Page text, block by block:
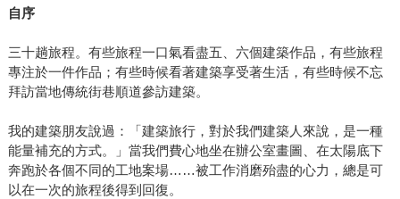
自序
三十趟旅程。有些旅程一口氣看盡五、六個建築作品，有些旅程
專注於一件作品；有些時候看著建築享受著生活，有些時候不忘
拜訪當地傳統街巷順道參訪建築。
我的建築朋友說過：「建築旅行，對於我們建築人來說，是一種
能量補充的方式。」當我們費心地坐在辦公室畫圖、在太陽底下
奔跑於各個不同的工地案場……被工作消磨殆盡的心力，總是可
以在一次的旅程後得到回復。